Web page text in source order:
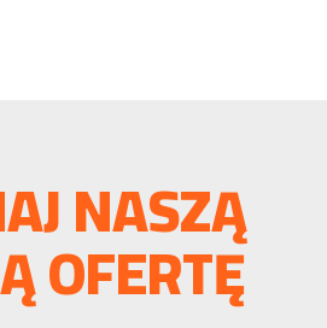
NASZĄ
OFERTĘ